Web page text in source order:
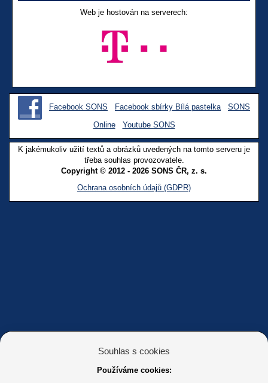
Web je hostován na serverech:
Facebook SONS Facebook sbírky Bílá pastelka
SONS
Online
Youtube SONS
K jakémukoliv užití textů a obrázků uvedených na tomto serveru je
třeba souhlas provozovatele.
Copyright © 2012 - 2026 SONS ČR, z. s.
Ochrana osobních údajů (GDPR)
Souhlas s cookies
Používáme cookies: